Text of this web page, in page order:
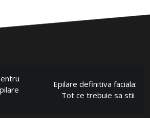
Epilare definitiva faciala:
Tot ce trebuie sa stii